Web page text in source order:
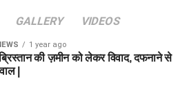
GALLERY VIDEOS
1 year ago
की ज़मीन को लेकर विवाद, दफनाने से
|